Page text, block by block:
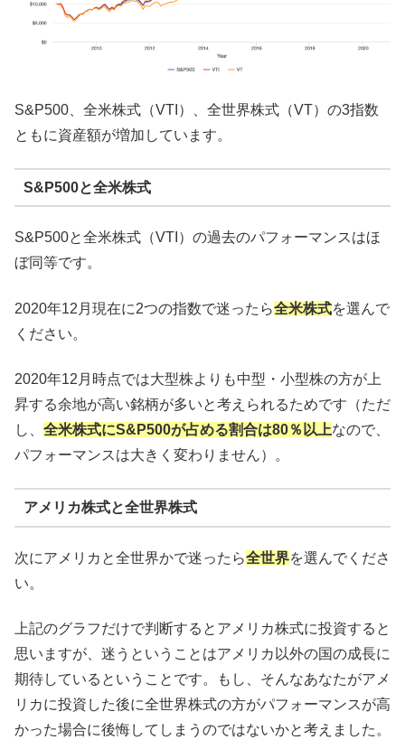
S&P500、全米株式（VTI）、全世界株式（VT）の3指数
ともに資産額が増加しています。
S&P500と全米株式
S&P500と全米株式（VTI）の過去のパフォーマンスはほ
ぼ同等です。
2020年12月現在に2つの指数で迷ったら全米株式を選んで
ください。
2020年12月時点では大型株よりも中型・小型株の方が上
昇する余地が高い銘柄が多いと考えられるためです（ただ
し、 全米株式にS&P500が占める割合は80％以上なので、
パフォーマンスは大きく変わりません）。
アメリカ株式と全世界株式
次にアメリカと全世界かで迷ったら全世界を選んでくださ
い。
上記のグラフだけで判断するとアメリカ株式に投資すると
思いますが、迷うということはアメリカ以外の国の成長に
期待しているということです。もし、そんなあなたがアメ
リカに投資した後に全世界株式の方がパフォーマンスが高
かった場合に後悔してしまうのではないかと考えました。